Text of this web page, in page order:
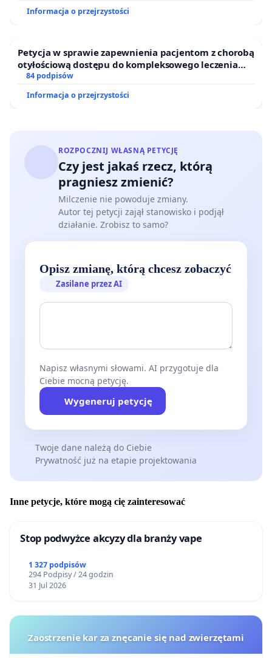
Informacja o przejrzystości
Petycja w sprawie zapewnienia pacjentom z chorobą
otyłościową dostępu do kompleksowego leczenia
oraz programów profilaktycznych.
84 podpisów
Informacja o przejrzystości
ROZPOCZNIJ WŁASNĄ PETYCJĘ
Czy jest jakaś rzecz, którą
pragniesz zmienić?
Milczenie nie powoduje zmiany.
Autor tej petycji zajął stanowisko i podjął
działanie. Zrobisz to samo?
Opisz zmianę, którą chcesz zobaczyć
Zasilane przez AI
Napisz własnymi słowami. AI przygotuje dla
Ciebie mocną petycję.
Wygeneruj petycję
Twoje dane należą do Ciebie
Prywatność już na etapie projektowania
Inne petycje, które mogą cię zainteresować
Stop podwyżce akcyzy dla branży vape
1 327 podpisów
294 Podpisy / 24 godzin
31 Jul 2026
Zaostrzenie kar za znęcanie się nad zwierzętami